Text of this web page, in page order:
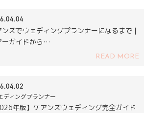
ンズでウェディングプランナーになるまで｜
ーガイドから…
READ MORE
ディングプランナー
年版】ケアンズウェディング完全ガイド